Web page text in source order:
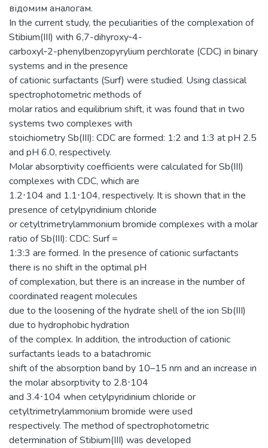
відомим аналогам.
In the current study, the peculiarities of the complexation of
Stibium(III) with 6,7-dihyroxy‑4-
carboxyl‑2-phenylbenzopyrylium perchlorate (CDC) in binary
systems and in the presence
of cationic surfactants (Surf) were studied. Using classical
spectrophotometric methods of
molar ratios and equilibrium shift, it was found that in two
systems two complexes with
stoichiometry Sb(III): CDC are formed: 1:2 and 1:3 at pH 2.5
and pH 6.0, respectively.
Molar absorptivity coefficients were calculated for Sb(III)
complexes with CDC, which are
1.2⋅104 and 1.1⋅104, respectively. It is shown that in the
presence of cetylpyridinium chloride
or cetyltrimetrylammonium bromide complexes with a molar
ratio of Sb(III): CDC: Surf =
1:3:3 are formed. In the presence of cationic surfactants
there is no shift in the optimal pH
of complexation, but there is an increase in the number of
coordinated reagent molecules
due to the loosening of the hydrate shell of the ion Sb(III)
due to hydrophobic hydration
of the complex. In addition, the introduction of cationic
surfactants leads to a batachromic
shift of the absorption band by 10–15 nm and an increase in
the molar absorptivity to 2.8⋅104
and 3.4⋅104 when cetylpyridinium chloride or
cetyltrimetrylammonium bromide were used
respectively. The method of spectrophotometric
determination of Stibium(III) was developed